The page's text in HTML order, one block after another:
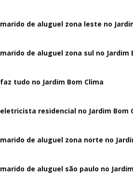
marido de aluguel zona leste no
marido de aluguel zona sul no Jardim
faz tudo no Jardim Bom Clima
eletricista residencial no Jardim Bom
marido de aluguel zona norte no
marido de aluguel são paulo no